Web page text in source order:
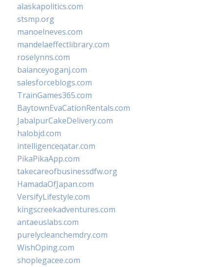
alaskapolitics.com
stsmp.org
manoelneves.com
mandelaeffectlibrary.com
roselynns.com
balanceyoganj.com
salesforceblogs.com
TrainGames365.com
BaytownEvaCationRentals.com
JabalpurCakeDelivery.com
halobjd.com
intelligenceqatar.com
PikaPikaApp.com
takecareofbusinessdfw.org
HamadaOfJapan.com
VersifyLifestyle.com
kingscreekadventures.com
antaeuslabs.com
purelycleanchemdry.com
WishOping.com
shoplegacee.com